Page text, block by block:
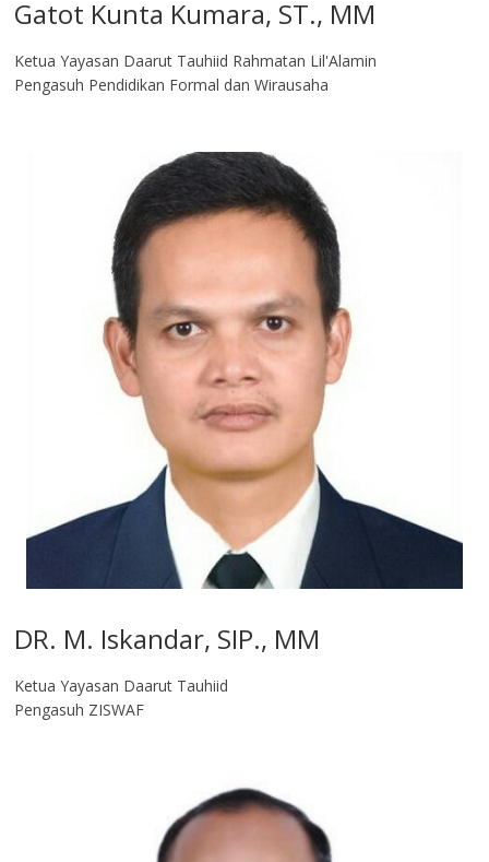
Gatot Kunta Kumara, ST., MM
Ketua Yayasan Daarut Tauhiid Rahmatan Lil'Alamin
Pengasuh Pendidikan Formal dan Wirausaha
DR. M. Iskandar, SIP., MM
Ketua Yayasan Daarut Tauhiid
Pengasuh ZISWAF